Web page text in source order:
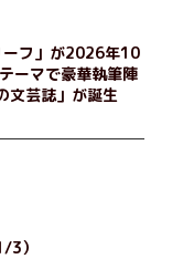
を催したり。50代
幸せの日々を描く。
フ」が2026年10
ーマで豪華執筆陣
文芸誌」が誕生
3）